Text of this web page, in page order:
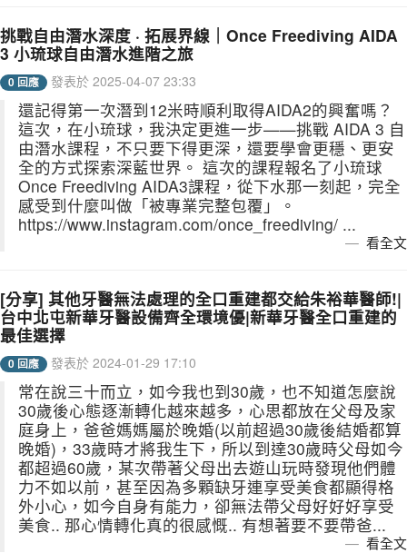
挑戰自由潛水深度 · 拓展界線｜Once Freediving AIDA
3 小琉球自由潛水進階之旅
0 回應 發表於 2025-04-07 23:33
還記得第一次潛到12米時順利取得AIDA2的興奮嗎？
這次，在小琉球，我決定更進一步——挑戰 AIDA 3 自
由潛水課程，不只要下得更深，還要學會更穩、更安
全的方式探索深藍世界。 這次的課程報名了小琉球
Once Freediving AIDA3課程，從下水那一刻起，完全
感受到什麼叫做「被專業完整包覆」。
https://www.instagram.com/once_freediving/ ...
看全文
[分享] 其他牙醫無法處理的全口重建都交給朱裕華醫師!|
台中北屯新華牙醫設備齊全環境優|新華牙醫全口重建的
最佳選擇
0 回應 發表於 2024-01-29 17:10
常在說三十而立，如今我也到30歲，也不知道怎麼說
30歲後心態逐漸轉化越來越多，心思都放在父母及家
庭身上，爸爸媽媽屬於晚婚(以前超過30歲後結婚都算
晚婚)，33歲時才將我生下，所以到達30歲時父母如今
都超過60歲，某次帶著父母出去遊山玩時發現他們體
力不如以前，甚至因為多顆缺牙連享受美食都顯得格
外小心，如今自身有能力，卻無法帶父母好好好享受
美食.. 那心情轉化真的很感慨.. 有想著要不要帶爸...
看全文